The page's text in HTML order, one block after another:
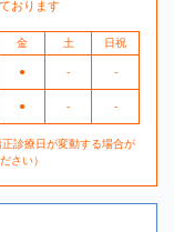
おります
金 土 日祝
● - -
● - -
診療日が変動する場合が
さい）